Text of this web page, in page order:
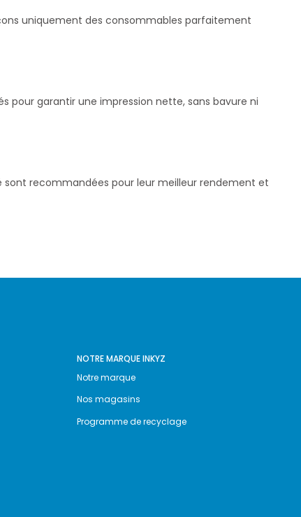
uniquement des consommables parfaitement
pour garantir une impression nette, sans bavure ni
sont recommandées pour leur meilleur rendement et
NOTRE MARQUE INKYZ
Notre marque
Nos magasins
Programme de recyclage